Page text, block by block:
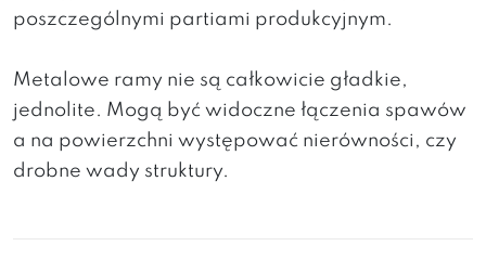
poszczególnymi partiami produkcyjnym.
Metalowe ramy nie są całkowicie gładkie,
jednolite. Mogą być widoczne łączenia spawów
a na powierzchni występować nierówności, czy
drobne wady struktury.